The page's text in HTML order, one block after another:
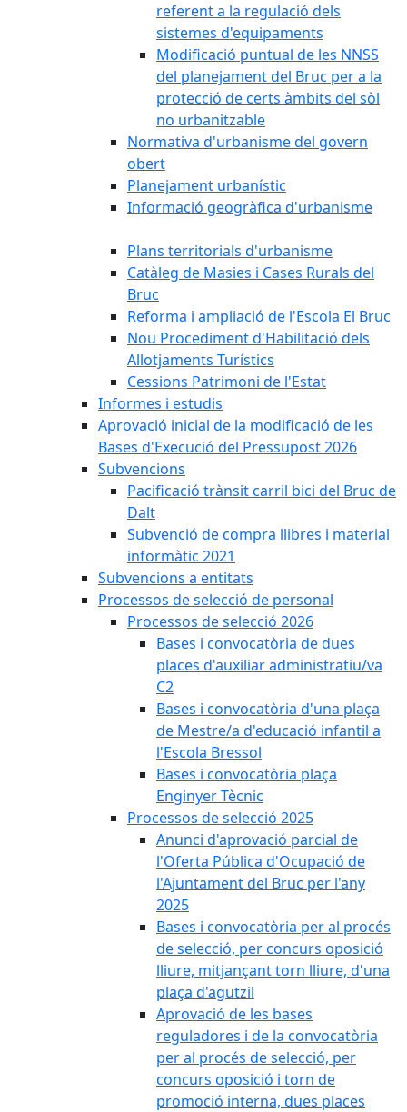
referent a la regulació dels
sistemes d'equipaments
Modificació puntual de les NNSS
del planejament del Bruc per a la
protecció de certs àmbits del sòl
no urbanitzable
Normativa d'urbanisme del govern
obert
Planejament urbanístic
Informació geogràfica d'urbanisme
Plans territorials d'urbanisme
Catàleg de Masies i Cases Rurals del
Bruc
Reforma i ampliació de l'Escola El Bruc
Nou Procediment d'Habilitació dels
Allotjaments Turístics
Cessions Patrimoni de l'Estat
Informes i estudis
Aprovació inicial de la modificació de les
Bases d'Execució del Pressupost 2026
Subvencions
Pacificació trànsit carril bici del Bruc de
Dalt
Subvenció de compra llibres i material
informàtic 2021
Subvencions a entitats
Processos de selecció de personal
Processos de selecció 2026
Bases i convocatòria de dues
places d'auxiliar administratiu/va
C2
Bases i convocatòria d'una plaça
de Mestre/a d'educació infantil a
l'Escola Bressol
Bases i convocatòria plaça
Enginyer Tècnic
Processos de selecció 2025
Anunci d'aprovació parcial de
l'Oferta Pública d'Ocupació de
l'Ajuntament del Bruc per l'any
2025
Bases i convocatòria per al procés
de selecció, per concurs oposició
lliure, mitjançant torn lliure, d'una
plaça d'agutzil
Aprovació de les bases
reguladores i de la convocatòria
per al procés de selecció, per
concurs oposició i torn de
promoció interna, dues places